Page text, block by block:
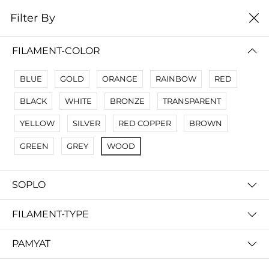
0
No Results
Not Found Filters1
Not Found Filters2
Filter By
FILAMENT-COLOR
BLUE GOLD ORANGE RAINBOW RED
BLACK WHITE BRONZE TRANSPARENT
YELLOW SILVER RED COPPER BROWN
GREEN GREY WOOD
SOPLO
FILAMENT-TYPE
PAMYAT